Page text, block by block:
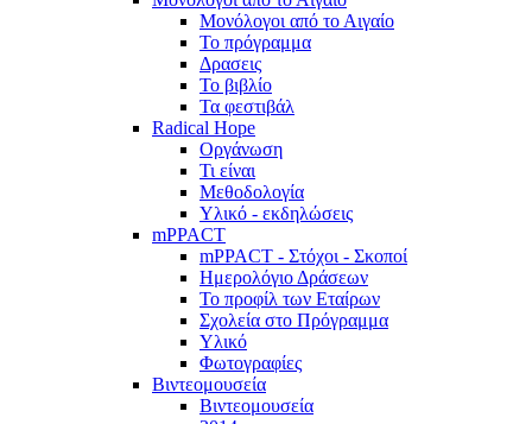
Μονόλογοι από το Αιγαίο
Το πρόγραμμα
Δρασεις
Το βιβλίο
Τα φεστιβάλ
Radical Hope
Οργάνωση
Τι είναι
Μεθοδολογία
Υλικό - εκδηλώσεις
mPPACT
mPPACT - Στόχοι - Σκοποί
Ημερολόγιο Δράσεων
Το προφίλ των Εταίρων
Σχολεία στο Πρόγραμμα
Υλικό
Φωτογραφίες
Βιντεομουσεία
Βιντεομουσεία